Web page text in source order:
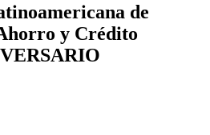
de
y Crédito